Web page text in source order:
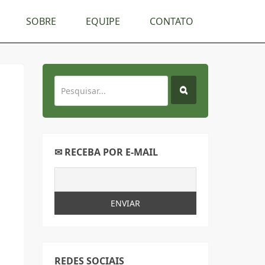
SOBRE EQUIPE CONTATO
✉ RECEBA POR E-MAIL
REDES SOCIAIS